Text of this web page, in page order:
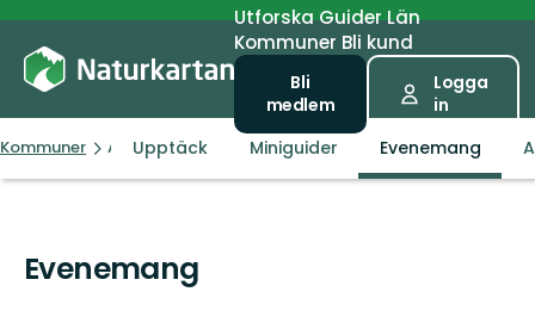
UtforskaGuiderLän
Kommuner Bli kund
Bli
medlem
Logga
in
Kommuner AndøyUpptäck Miniguider Evenemang
Evenemang